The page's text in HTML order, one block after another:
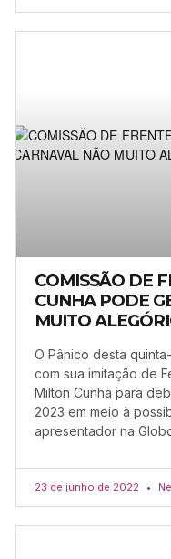
COMISSÃO DE
CUNHA PODE
MUITO
O Pânico desta
com sua imitação de
Milton Cunha para
2023 em meio à
apresentador na
23 de junho de 2022